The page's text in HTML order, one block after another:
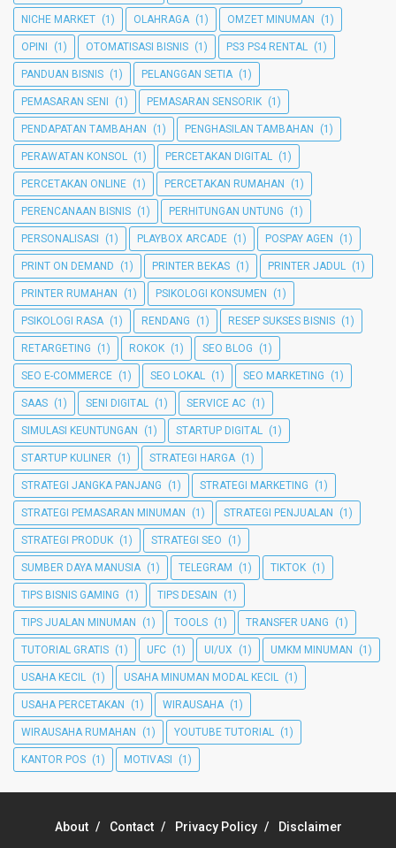
NICHE MARKET (1) OLAHRAGA (1) OMZET MINUMAN (1)
OPINI (1) OTOMATISASI BISNIS (1) PS3 PS4 RENTAL (1)
PANDUAN BISNIS (1) PELANGGAN SETIA (1)
PEMASARAN SENI (1) PEMASARAN SENSORIK (1)
PENDAPATAN TAMBAHAN (1) PENGHASILAN TAMBAHAN (1)
PERAWATAN KONSOL (1) PERCETAKAN DIGITAL (1)
PERCETAKAN ONLINE (1) PERCETAKAN RUMAHAN (1)
PERENCANAAN BISNIS (1) PERHITUNGAN UNTUNG (1)
PERSONALISASI (1) PLAYBOX ARCADE (1) POSPAY AGEN (1)
PRINT ON DEMAND (1) PRINTER BEKAS (1) PRINTER JADUL (1)
PRINTER RUMAHAN (1) PSIKOLOGI KONSUMEN (1)
PSIKOLOGI RASA (1) RENDANG (1) RESEP SUKSES BISNIS (1)
RETARGETING (1) ROKOK (1) SEO BLOG (1)
SEO E-COMMERCE (1) SEO LOKAL (1) SEO MARKETING (1)
SAAS (1) SENI DIGITAL (1) SERVICE AC (1)
SIMULASI KEUNTUNGAN (1) STARTUP DIGITAL (1)
STARTUP KULINER (1) STRATEGI HARGA (1)
STRATEGI JANGKA PANJANG (1) STRATEGI MARKETING (1)
STRATEGI PEMASARAN MINUMAN (1) STRATEGI PENJUALAN (1)
STRATEGI PRODUK (1) STRATEGI SEO (1)
SUMBER DAYA MANUSIA (1) TELEGRAM (1) TIKTOK (1)
TIPS BISNIS GAMING (1) TIPS DESAIN (1)
TIPS JUALAN MINUMAN (1) TOOLS (1) TRANSFER UANG (1)
TUTORIAL GRATIS (1) UFC (1) UI/UX (1) UMKM MINUMAN (1)
USAHA KECIL (1) USAHA MINUMAN MODAL KECIL (1)
USAHA PERCETAKAN (1) WIRAUSAHA (1)
WIRAUSAHA RUMAHAN (1) YOUTUBE TUTORIAL (1)
KANTOR POS (1) MOTIVASI (1)
About Contact Privacy Policy Disclaimer